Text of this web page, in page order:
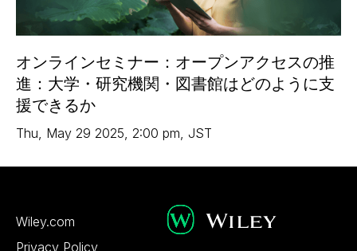
オンラインセミナー：オープンアクセスの推
進：大学・研究機関・図書館はどのように支
援できるか
Thu May 29 2025 2:00 pm JST
Wiley.com
Privacy Policy